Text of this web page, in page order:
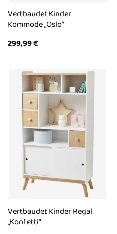
Vertbaudet Kinder
Kommode „Oslo“
299,99€
Vertbaudet Kinder Regal
„Konfetti“